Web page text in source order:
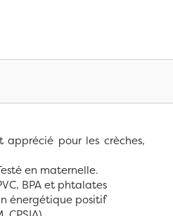
pour les crèches,
en maternelle.
BPA et phtalates
énergétique positif